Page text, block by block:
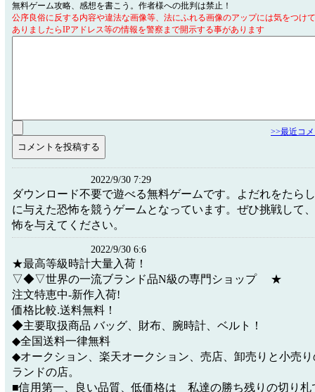
無料ゲーム攻略、感想を書こう。作者様への批判は禁止！
公序良俗に反する内容や違法な画像等、法にふれる画像のアップには気をつけ
ありましたらIPアドレス等の情報を警察まで開示する事があります
>>最近コ
2022/9/30 7:29
ダウンロード不要で遊べる無料ゲームです。よだれをたら
に与えた恐怖を競うゲームとなっています。ぜひ挑戦して
怖を与えてください。
2022/9/30 6:6
★最高等級時計大量入荷！
▽◆▽世界の一流ブランド品N級の専門ショップ ★
注文特恵中-新作入荷!
価格比較.送料無料！
◆主要取扱商品 バッグ、財布、腕時計、ベルト！
◆全国送料一律無料
◆オークション、楽天オークション、売店、卸売りと小売
ランドの店。
■信用第一、良い品質、低価格は 私達の勝ち残りの切り札